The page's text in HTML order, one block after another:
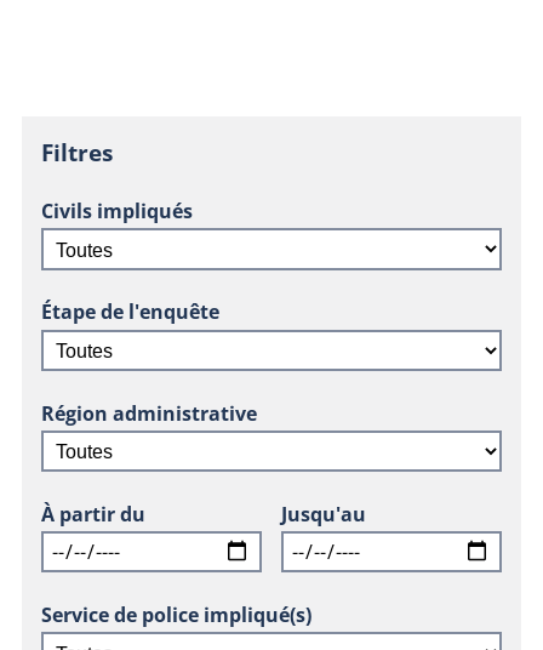
Filtres
Civils impliqués
Étape de l'enquête
Région administrative
À partir du Jusqu'au
Service de police impliqué(s)